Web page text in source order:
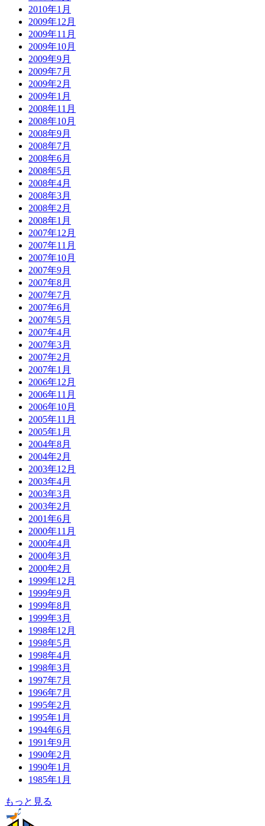
2010年1月
2009年12月
2009年11月
2009年10月
2009年9月
2009年7月
2009年2月
2009年1月
2008年11月
2008年10月
2008年9月
2008年7月
2008年6月
2008年5月
2008年4月
2008年3月
2008年2月
2008年1月
2007年12月
2007年11月
2007年10月
2007年9月
2007年8月
2007年7月
2007年6月
2007年5月
2007年4月
2007年3月
2007年2月
2007年1月
2006年12月
2006年11月
2006年10月
2005年11月
2005年1月
2004年8月
2004年2月
2003年12月
2003年4月
2003年3月
2003年2月
2001年6月
2000年11月
2000年4月
2000年3月
2000年2月
1999年12月
1999年9月
1999年8月
1999年3月
1998年12月
1998年5月
1998年4月
1998年3月
1997年7月
1996年7月
1995年2月
1995年1月
1994年6月
1991年9月
1990年2月
1990年1月
1985年1月
もっと見る